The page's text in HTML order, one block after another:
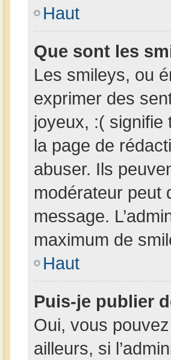
Haut
Que sont les
Les smileys, ou
exprimer des
joyeux, :( signifie
la page de
abuser. Ils
modérateur peut
message.
maximum de
Haut
Puis-je publier
Oui, vous
ailleurs, si